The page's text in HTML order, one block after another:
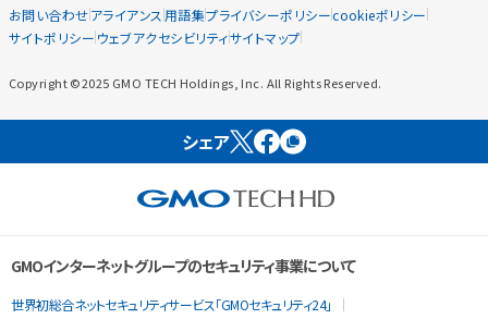
お問い合わせアライアンス 用語集プライバシーポリシーcookieポリシー
サイトポリシー ウェブアクセシビリティサイトマップ
Copyright ©2025 GMO TECH Holdings, Inc. All Rights Reserved.
シェア
GMOインターネットグループのセキュリティ事業について
世界初総合ネットセキュリティサービス「GMOセキュリティ24」